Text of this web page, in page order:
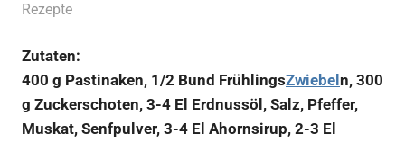
Rezepte
Zutaten:
400 g Pastinaken, 1/2 Bund FrühlingsZwiebeln, 300
g Zuckerschoten, 3-4 El Erdnussöl, Salz, Pfeffer,
Muskat, Senfpulver, 3-4 El Ahornsirup, 2-3 El